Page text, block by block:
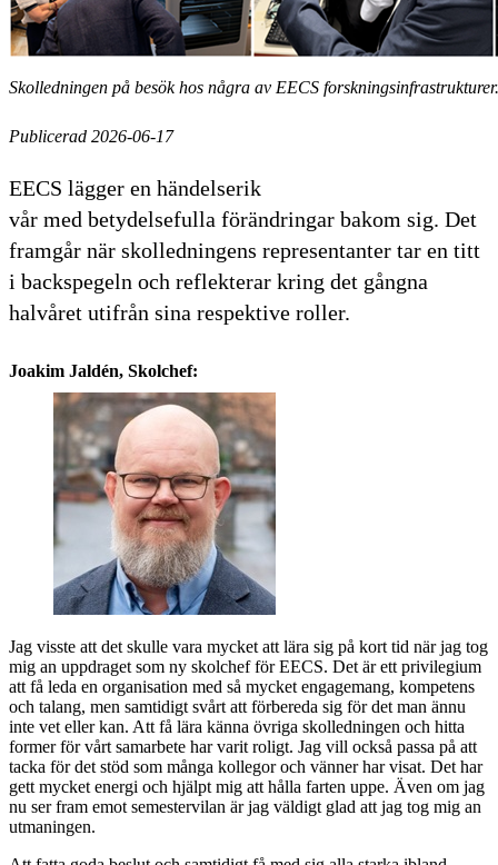
Skolledningen på besök hos några av EECS
Publicerad 2026-06-17
EECS lägger en händelserik
vår med betydelsefulla förändringar bakom sig. Det
framgår när skolledningens representanter tar en titt
i backspegeln och reflekterar kring det gångna
halvåret utifrån sina respektive roller.
Joakim Jaldén, Skolchef:
Jag visste att det skulle vara mycket att lära sig på kort tid när jag tog
mig an uppdraget som ny skolchef för EECS. Det är ett privilegium
att få leda en organisation med så mycket engagemang, kompetens
och talang, men samtidigt svårt att förbereda sig för det man ännu
inte vet eller kan. Att få lära känna övriga skolledningen och hitta
former för vårt samarbete har varit roligt. Jag vill också passa på att
tacka för det stöd som många kollegor och vänner har visat. Det har
gett mycket energi och hjälpt mig att hålla farten uppe. Även om jag
nu ser fram emot semestervilan är jag väldigt glad att jag tog mig an
utmaningen.